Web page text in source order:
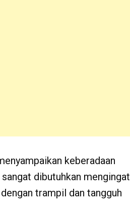
keberadaan
dibutuhkan mengingat
trampil dan tangguh